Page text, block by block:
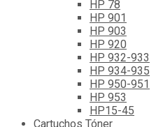
HP 78
HP 901
HP 903
HP 920
HP 932-933
HP 934-935
HP 950-951
HP 953
HP15-45
Cartuchos Tóner